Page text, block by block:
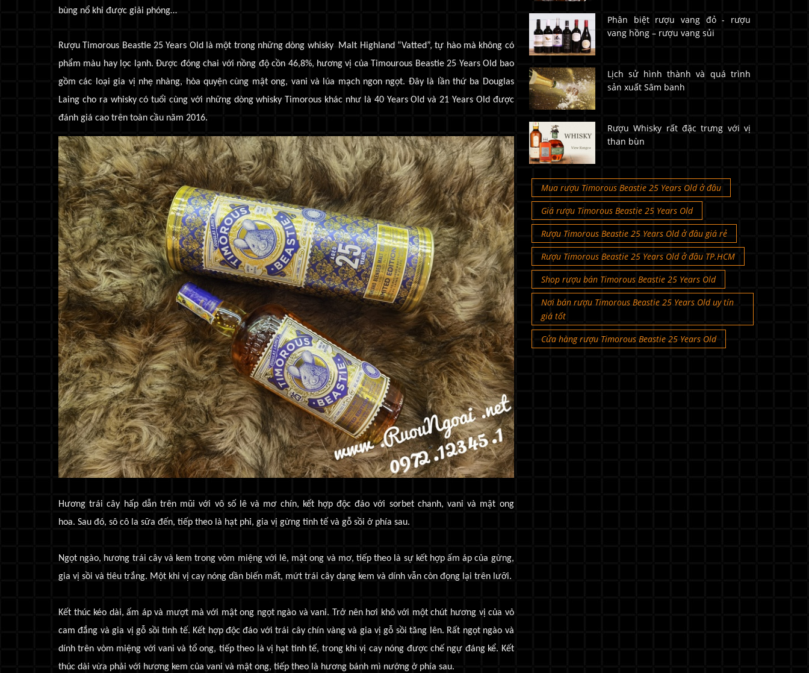
bùng nổ khi được giải phóng…
Rượu Timorous Beastie 25 Years Old là một trong những dòng whisky Malt Highland “Vatted”, tự hào mà không có
phẩm màu hay lọc lạnh. Được đóng chai với nồng độ cồn 46,8%, hương vị của Timourous Beastie 25 Years Old bao
gồm các loại gia vị nhẹ nhàng, hòa quyện cùng mật ong, vani và lúa mạch ngon ngọt. Đây là lần thứ ba Douglas
Laing cho ra whisky có tuổi cùng với những dòng whisky Timorous khác như là 40 Years Old và 21 Years Old được
đánh giá cao trên toàn cầu năm 2016.
Hương trái cây hấp dẫn trên mũi với vô số lê và mơ chín, kết hợp độc đáo với sorbet chanh, vani và mật ong
hoa. Sau đó, sô cô la sữa đến, tiếp theo là hạt phỉ, gia vị gừng tinh tế và gỗ sồi ở phía sau.
Ngọt ngào, hương trái cây và kem trong vòm miệng với lê, mật ong và mơ, tiếp theo là sự kết hợp ấm áp của gừng,
gia vị sồi và tiêu trắng. Một khi vị cay nóng dần biến mất, mứt trái cây dạng kem và dính vẫn còn đọng lại trên lưỡi.
Kết thúc kéo dài, ấm áp và mượt mà với mật ong ngọt ngào và vani. Trở nên hơi khô với một chút hương vị của vỏ
cam đắng và gia vị gỗ sồi tinh tế. Kết hợp độc đáo với trái cây chín vàng và gia vị gỗ sồi tăng lên. Rất ngọt ngào và
dính trên vòm miệng với vani và tổ ong, tiếp theo là vị hạt tinh tế, trong khi vị cay nóng được chế ngự đáng kể. Kết
thúc dài vừa phải với hương kem của vani và mật ong, tiếp theo là hương bánh mì nướng ở phía sau.
Phân biệt rượu vang đỏ - rượu
vang hồng – rượu vang sủi
Lịch sử hình thành và quá trình
sản xuất Sâm banh
Rượu Whisky rất đặc trưng với vị
than bùn
Mua rượu Timorous Beastie 25 Years Old ở đâu
Giá rượu Timorous Beastie 25 Years Old
Rượu Timorous Beastie 25 Years Old ở đâu giá rẻ
Rượu Timorous Beastie 25 Years Old ở đâu TP.HCM
Shop rượu bán Timorous Beastie 25 Years Old
Nơi bán rượu Timorous Beastie 25 Years Old uy tín
giá tốt
Cửa hàng rượu Timorous Beastie 25 Years Old